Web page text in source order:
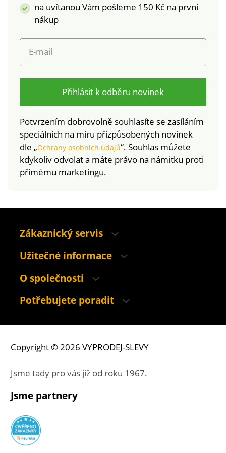
na uvítanou Vám pošleme 150 Kč na první
nákup
E-mail
Přihlásit k odběru novinek
Potvrzením dobrovolně souhlasíte se zasíláním
speciálních na míru přizpůsobených novinek
dle „Ochrany osobních údajů“. Souhlas můžete
kdykoliv odvolat a máte právo na námitku proti
přímému marketingu.
Zákaznický servis
Užitečné informace
O společnosti
Potřebujete poradit
Copyright © 2026 VYPRODEJ-SLEVY
Jsme tady pro vás již od roku 1967.
Jsme partnery